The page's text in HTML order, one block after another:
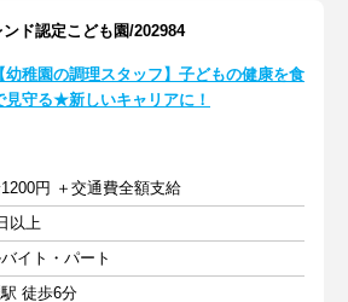
ド認定こども園/202984
【幼稚園の調理スタッフ】子どもの健康を食
見守る★新しいキャリアに！
円 ＋交通費全額支給
以上
イト・パート
徒歩6分